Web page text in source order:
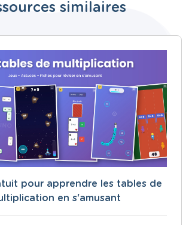
similaires
pour apprendre les tables de
en s'amusant